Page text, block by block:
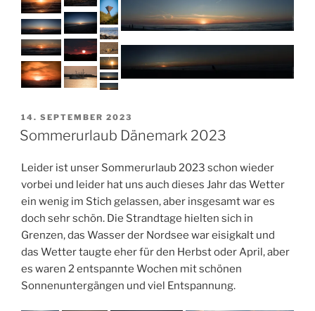
VERÖFFENTLICHT
AM
14. SEPTEMBER 2023
Sommerurlaub Dänemark 2023
Leider ist unser Sommerurlaub 2023 schon wieder
vorbei und leider hat uns auch dieses Jahr das Wetter
ein wenig im Stich gelassen, aber insgesamt war es
doch sehr schön. Die Strandtage hielten sich in
Grenzen, das Wasser der Nordsee war eisigkalt und
das Wetter taugte eher für den Herbst oder April, aber
es waren 2 entspannte Wochen mit schönen
Sonnenuntergängen und viel Entspannung.